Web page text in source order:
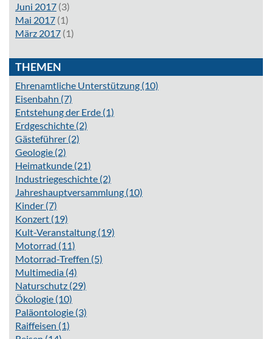
Juni 2017 (3)
Mai 2017 (1)
März 2017 (1)
THEMEN
Ehrenamtliche Unterstützung (10)
Eisenbahn (7)
Entstehung der Erde (1)
Erdgeschichte (2)
Gästeführer (2)
Geologie (2)
Heimatkunde (21)
Industriegeschichte (2)
Jahreshauptversammlung (10)
Kinder (7)
Konzert (19)
Kult-Veranstaltung (19)
Motorrad (11)
Motorrad-Treffen (5)
Multimedia (4)
Naturschutz (29)
Ökologie (10)
Paläontologie (3)
Raiffeisen (1)